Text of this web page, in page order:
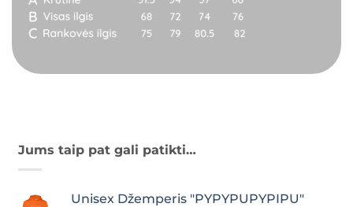
Jums taip pat gali patikti…
Unisex Džemperis "PYPYPUPYPIPU"